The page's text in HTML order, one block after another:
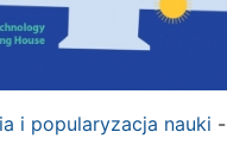
i popularyzacja nauki -